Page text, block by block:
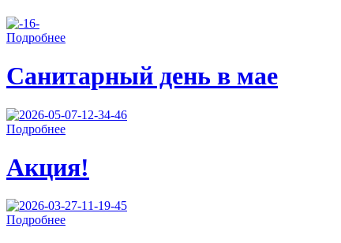
Подробнее
Санитарный день в мае
Подробнее
Акция!
Подробнее